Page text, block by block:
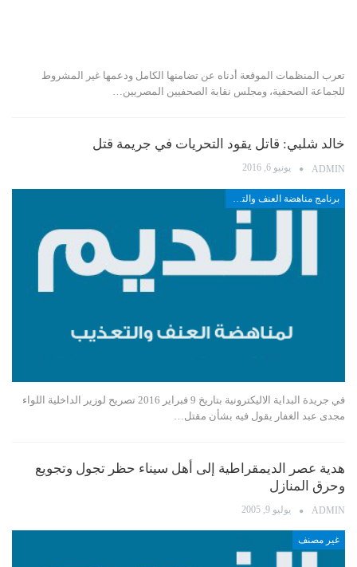
تعرب المنظمات الموقعة أدناه عن تضامنها الكامل ودعمها غير المشروط
للجماعة الصحفية، ومجلس نقابة الصحفيين المصريين…
خالد شلبي: قاتل يقود التحريات في جريمة قتل
ADMIN يونيو 6, 2016
في جريدة البداية الاليكترونية بتاريخ 9 فبراير 2016 تصريح لوزير الداخلية اللواء
مجدى عبد الغفار يقول فيه بشأن مقتل…
هدية عصر الديمقراطية إلى أهل سيناء حظر تجول وتجويع
وحرق المنازل
ADMIN يوليو 9, 2005
غير مصنف